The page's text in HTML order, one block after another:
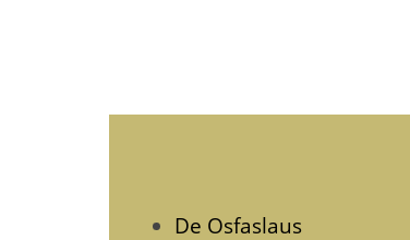
De Osfaslaus